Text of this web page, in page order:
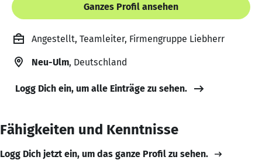
Ganzes Profil ansehen
Angestellt, Teamleiter, Firmengruppe Liebherr
Neu-Ulm, Deutschland
Logg Dich ein, um alle Einträge zu sehen.
Fähigkeiten und Kenntnisse
Logg Dich jetzt ein, um das ganze Profil zu sehen.